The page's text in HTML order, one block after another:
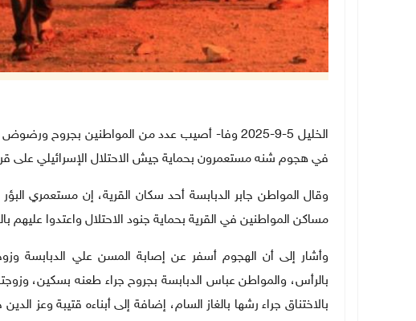
الخليل 5-9-2025 وفا- أصيب عدد من المواطنين
في هجوم شنه مستعمرون بحماية جيش الاحتلال الإسرائيلي على
وقال المواطن جابر الدبابسة أحد سكان القرية، إن مستعمري
مساكن المواطنين في القرية بحماية جنود الاحتلال واعتدوا عليهم
وأشار إلى أن الهجوم أسفر عن إصابة المسن علي الدبابسة
بالاختناق جراء رشها بالغاز السام، إضافة إلى أبناءه قتيبة وعز